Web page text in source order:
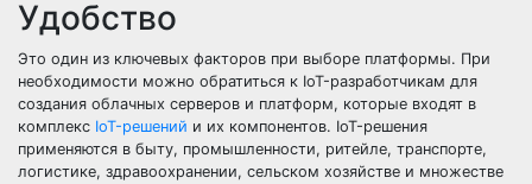
Удобство
Это один из ключевых факторов при выборе платформы. При
необходимости можно обратиться к IoT-разработчикам для
создания облачных серверов и платформ, которые входят в
комплекс IoT-решений и их компонентов. IoT-решения
применяются в быту, промышленности, ритейле, транспорте,
логистике, здравоохранении, сельском хозяйстве и множестве